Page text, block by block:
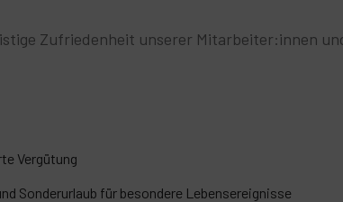
Zufriedenheit unserer Mitarbeiter:innen
Vergütung
Sonderurlaub für besondere Lebensereignisse